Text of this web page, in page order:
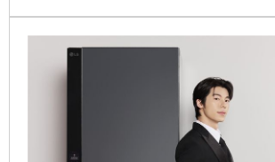
奏，也讓「衣物管理」逐漸成為質感
一環。